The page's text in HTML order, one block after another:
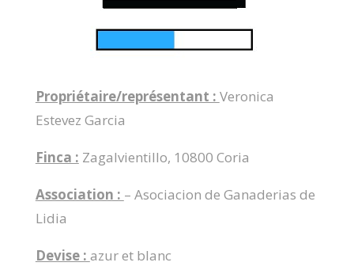
Propriétaire/représentant : Veronica
Estevez Garcia
Finca : Zagalvientillo, 10800 Coria
Association : – Asociacion de Ganaderias de
Lidia
Devise : azur et blanc